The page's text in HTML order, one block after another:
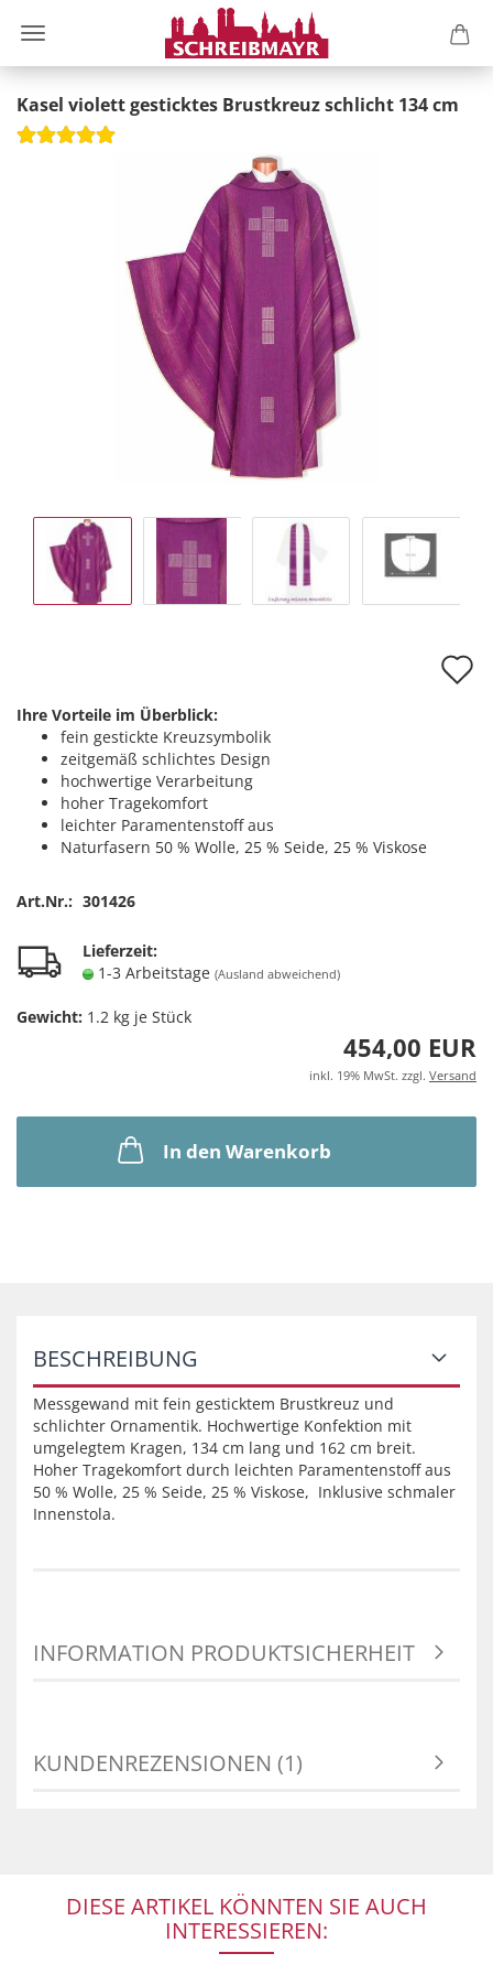
Kasel violett gesticktes Brustkreuz schlicht 134 cm
Ihre Vorteile im Überblick:
fein gestickte Kreuzsymbolik
zeitgemäß schlichtes Design
hochwertige Verarbeitung
hoher Tragekomfort
leichter Paramentenstoff aus
Naturfasern 50 % Wolle, 25 % Seide, 25 % Viskose
Art.Nr.: 301426
Lieferzeit:
1-3 Arbeitstage (Ausland abweichend)
Gewicht: 1.2 kg je Stück
454,00 EUR
inkl. 19% MwSt. zzgl. Versand
In den Warenkorb
BESCHREIBUNG
Messgewand mit fein gesticktem Brustkreuz und
schlichter Ornamentik. Hochwertige Konfektion mit
umgelegtem Kragen, 134 cm lang und 162 cm breit.
Hoher Tragekomfort durch leichten Paramentenstoff aus
50 % Wolle, 25 % Seide, 25 % Viskose, Inklusive schmaler
Innenstola.
INFORMATION PRODUKTSICHERHEIT
KUNDENREZENSIONEN (1)
DIESE ARTIKEL KÖNNTEN SIE AUCH
INTERESSIEREN: